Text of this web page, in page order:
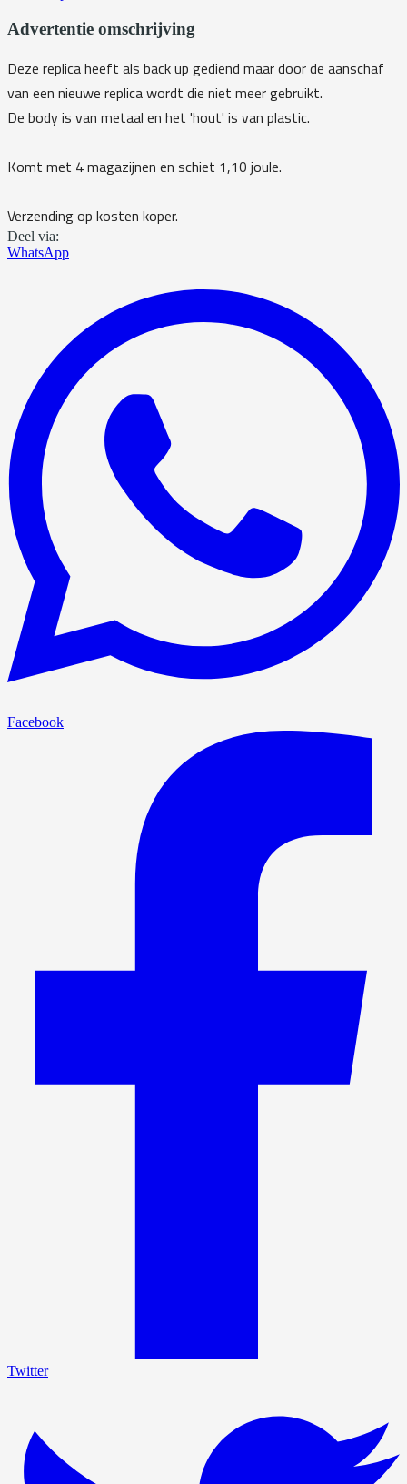
Advertentie omschrijving
Deze replica heeft als back up gediend maar door de aanschaf
van een nieuwe replica wordt die niet meer gebruikt.
De body is van metaal en het 'hout' is van plastic.
Komt met 4 magazijnen en schiet 1,10 joule.
Verzending op kosten koper.
Deel via:
WhatsApp
Facebook
Twitter